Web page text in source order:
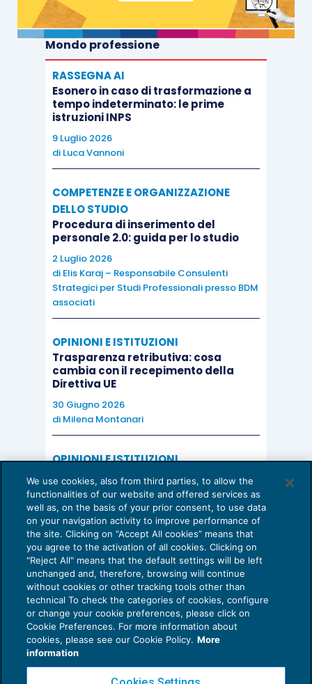
Mondo professione
RASSEGNA AI
Esonero in caso di trasformazione a
tempo indeterminato: le prime
istruzioni INPS
9 Luglio 2026
di Luca Vannoni
COMPETENZE E ORGANIZZAZIONE
DELLO STUDIO
Procedura di inserimento del
personale 2.0: guida per lo studio
2 Luglio 2026
di Elis Karaj – Responsabile Consulenti
Strategici per Studi Professionali presso BDM
associati
OPINIONI E ISTITUZIONI
Trasparenza retributiva: cosa
cambia con il recepimento della
Direttiva UE
30 Giugno 2026
di Milena Montanari
OPINIONI E ISTITUZIONI
Valorizzare il potenziale dello Studio:
una riflessione sul futuro della
consulenza del lavoro
15 Giugno 2026
di Milena Montanari
Privacy Policy
Cookie Policy
We use cookies, also from third parties, to allow the
functionalities of our website and offered services as
well as, on the basis of your prior consent, to use data
on your navigation activity to improve performance of
the site. Clicking on “Accept All cookies” means that
you agree to the activation of all cookies. Clicking on
"Reject All" means that the default settings will be left
unchanged and, therefore, browsing will continue
without cookies or other tracking tools other than
technical To check the categories of cookies, configure
or change your cookie preferences, please click on
Cookie Preferences. For more information about
cookies, please see our Cookie Policy. More
information